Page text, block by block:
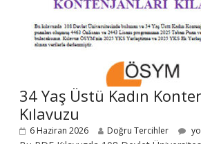
34 Yaş Üstü Kadın
Kılavuzu
6 Haziran 2026 Doğru Tercihler